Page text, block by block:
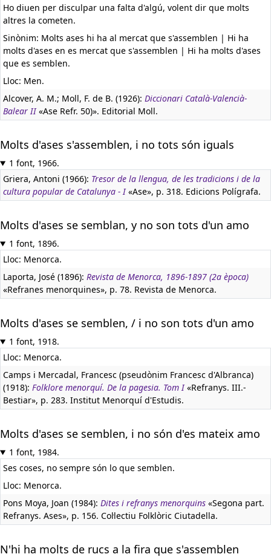
Ho diuen per disculpar una falta d'algú, volent dir que molts
altres la cometen.
Sinònim: Molts ases hi ha al mercat que s'assemblen | Hi ha
molts d'ases en es mercat que s'assemblen | Hi ha molts d'ases
que es semblen.
Lloc: Men.
Alcover, A. M.; Moll, F. de B. (1926): Diccionari Català-Valencià-
Balear II«Ase Refr. 50)». Editorial Moll.
Molts d'ases s'assemblen, i no tots són iguals
1 font, 1966.
Griera, Antoni (1966): Tresor de la llengua, de les tradicions i de la
cultura popular de Catalunya - I«Ase», p. 318. Edicions Polígrafa.
Molts d'ases se semblan, y no son tots d'un amo
1 font, 1896.
Lloc: Menorca.
Laporta, José (1896): Revista de Menorca, 1896-1897 (2a època)
«Refranes menorquines», p. 78. Revista de Menorca.
Molts d'ases se semblen, / i no son tots d'un amo
1 font, 1918.
Lloc: Menorca.
Camps i Mercadal, Francesc (pseudònim Francesc d'Albranca)
(1918): Folklore menorquí. De la pagesia. Tom I«Refranys. III.-
Bestiar», p. 283. Institut Menorquí d'Estudis.
Molts d'ases se semblen, i no són d'es mateix amo
1 font, 1984.
Ses coses, no sempre són lo que semblen.
Lloc: Menorca.
Pons Moya, Joan (1984): Dites i refranys menorquins «Segona part.
Refranys. Ases», p. 156. Col·lectiu Folklòric Ciutadella.
N'hi ha molts de rucs a la fira que s'assemblen